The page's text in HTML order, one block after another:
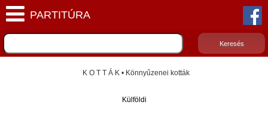
K O T T Á K • Könnyűzenei kották
Külföldi